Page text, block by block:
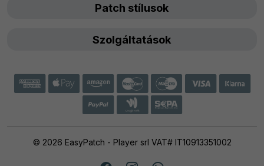
Patch stílusok
Szolgáltatások
© 2026 EasyPatch - Player srl VAT# IT10913351002